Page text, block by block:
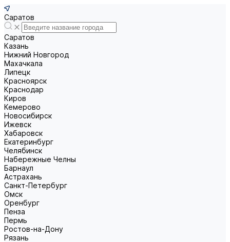
Саратов
Саратов
Казань
Нижний Новгород
Махачкала
Липецк
Красноярск
Краснодар
Киров
Кемерово
Новосибирск
Ижевск
Хабаровск
Екатеринбург
Челябинск
Набережные Челны
Барнаул
Астрахань
Санкт-Петербург
Омск
Оренбург
Пенза
Пермь
Ростов-на-Дону
Рязань